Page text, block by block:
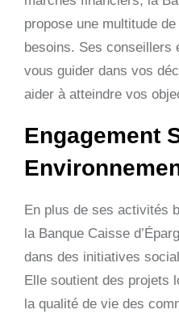
propose une multitude
besoins. Ses conseillers
vous guider dans vos
aider à atteindre vos
Engagement
En plus de ses activités
la Banque Caisse
dans des initiatives
Elle soutient des projets
la qualité de vie des